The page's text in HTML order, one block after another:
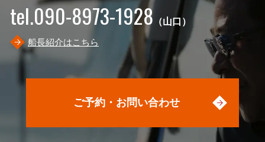
tel.090-8973-1928 （山口）
船長紹介はこちら
ご予約・お問い合わせ